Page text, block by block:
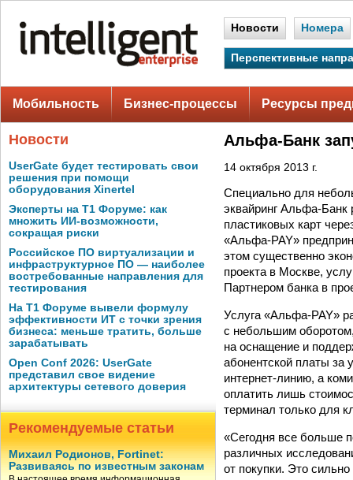
Новости Номера
Перспективные
Мобильность Бизнес-процессы Ресурсы
Новости
UserGate будет тестировать свои
решения при помощи
оборудования Xinertel
Эксперты на Т1 Форуме: как
множить ИИ-возможности,
сокращая риски
Российское ПО виртуализации и
инфраструктурное ПО — наиболее
востребованные направления для
тестирования
На Т1 Форуме вывели формулу
эффективности ИТ с точки зрения
бизнеса: меньше тратить, больше
зарабатывать
Open Conf 2026: UserGate
представил свое видение
архитектуры сетевого доверия
Рекомендуемые статьи
Михаил Родионов, Fortinet:
Развиваясь по известным законам
Альфа-Банк
14 октября 2013 г.
Специально для
эквайринг Альфа-Банк
пластиковых карт
«Альфа-PAY»
этом существенно
проекта в Москве,
Партнером банка в
Услуга «Альфа-PAY»
с небольшим
на оснащение и
абонентской платы за
интернет-линию, а
оплатить лишь
терминал только для
«Сегодня все больше
различных
от покупки. Это